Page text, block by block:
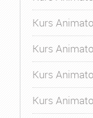
Kurs
Kurs
Kurs
Kurs